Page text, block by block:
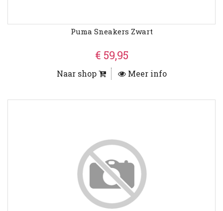
Puma Sneakers Zwart
€ 59,95
Naar shop Meer info